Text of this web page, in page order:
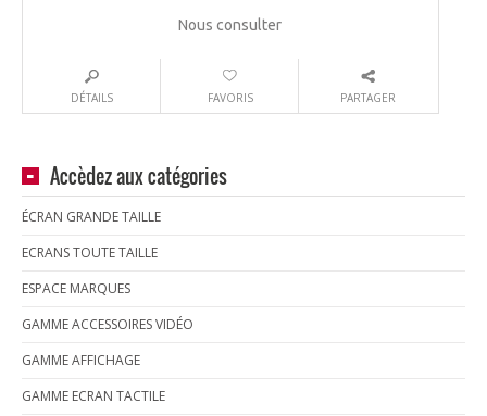
Nous consulter
DÉTAILS FAVORIS PARTAGER
Accèdez aux catégories
ÉCRAN GRANDE TAILLE
ECRANS TOUTE TAILLE
ESPACE MARQUES
GAMME ACCESSOIRES VIDÉO
GAMME AFFICHAGE
GAMME ECRAN TACTILE